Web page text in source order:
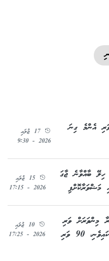
އެންމެ ގިނަ
17 ޖުލައި
2026 - 9:30
ހިލޭ ބާއްވާނެ ޖާގަ
މަޝްވަރާކޮށްފި
15 ޖުލައި
2026 - 17:15
މިންވަރަށް ވަރި
10 ޖުލައި
2026 - 17:25